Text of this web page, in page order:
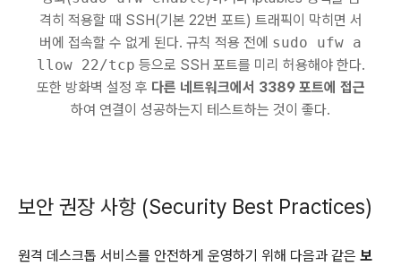
격히 적용할 때 SSH(기본 22번 포트) 트래픽이 막히면 서
버에 접속할 수 없게 된다. 규칙 적용 전에 sudo ufw a
llow 22/tcp 등으로 SSH 포트를 미리 허용해야 한다.
또한 방화벽 설정 후 다른 네트워크에서 3389 포트에 접근
하여 연결이 성공하는지 테스트하는 것이 좋다.
보안 권장 사항 (Security Best Practices)
원격 데스크톱 서비스를 안전하게 운영하기 위해 다음과 같은 보